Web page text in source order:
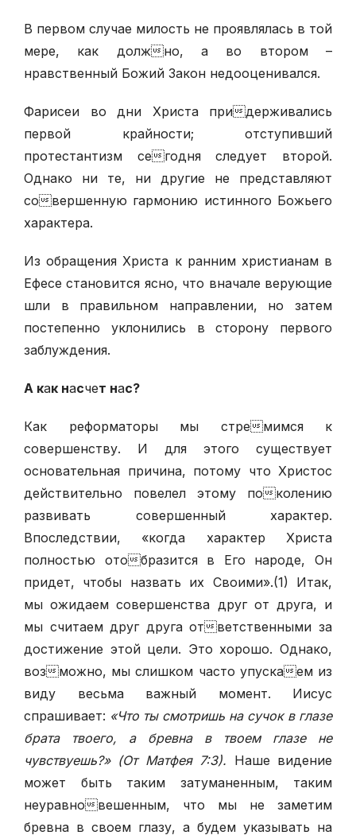
В первом случае милость не проявлялась в той
мере, как должно, а во втором –
нравственный Божий Закон недооценивался.
Фарисеи во дни Христа придерживались
первой крайности; отступивший
протестантизм сегодня следует второй.
Однако ни те, ни другие не представляют
совершенную гармонию истинного Божьего
характера.
Из обращения Христа к ранним христианам в
Ефесе становится ясно, что вначале верующие
шли в правильном направлении, но затем
постепенно уклонились в сторону первого
заблуждения.
А как насчет нас?
Как реформаторы мы стремимся к
совершенству. И для этого существует
основательная причина, потому что Христос
действительно повелел этому поколению
развивать совершенный характер.
Впоследствии, «когда характер Христа
полностью отобразится в Его народе, Он
придет, чтобы назвать их Своими».(1) Итак,
мы ожидаем совершенства друг от друга, и
мы считаем друг друга ответственными за
достижение этой цели. Это хорошо. Однако,
возможно, мы слишком часто упускаем из
виду весьма важный момент. Иисус
спрашивает: «Что ты смотришь на сучок в глазе
брата твоего, а бревна в твоем глазе не
чувствуешь?» (От Матфея 7:3). Наше видение
может быть таким затуманенным, таким
неуравновешенным, что мы не заметим
бревна в своем глазу, а будем указывать на